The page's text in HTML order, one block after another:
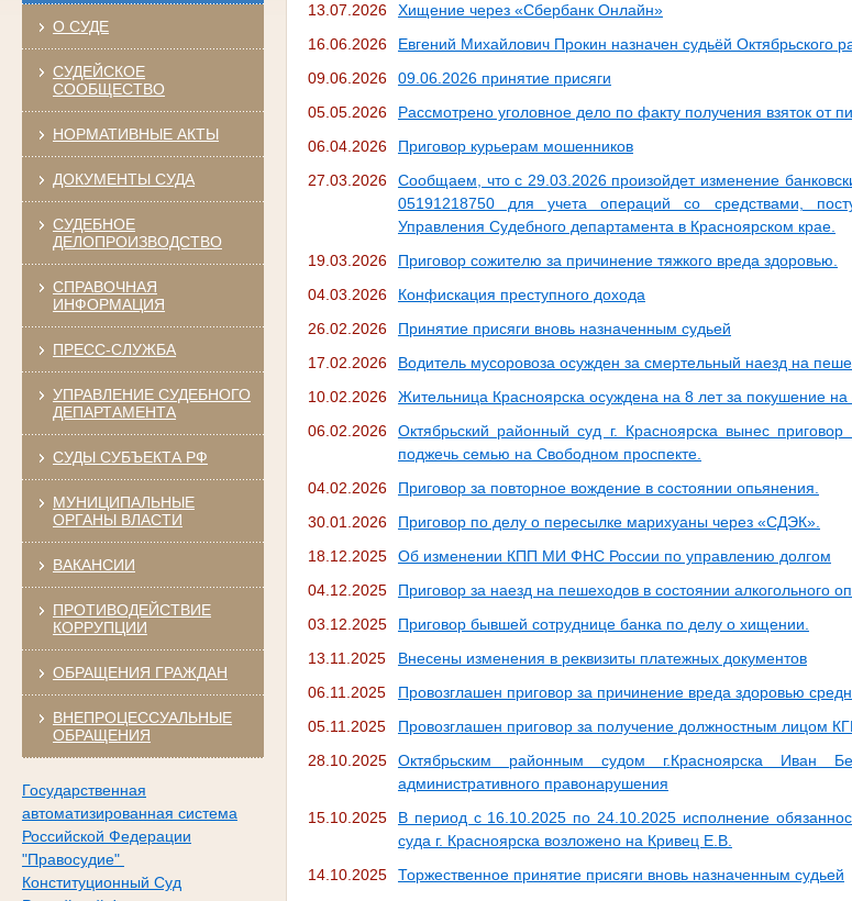
О СУДЕ
СУДЕЙСКОЕ
СООБЩЕСТВО
НОРМАТИВНЫЕ АКТЫ
ДОКУМЕНТЫ СУДА
СУДЕБНОЕ
ДЕЛОПРОИЗВОДСТВО
СПРАВОЧНАЯ
ИНФОРМАЦИЯ
ПРЕСС-СЛУЖБА
УПРАВЛЕНИЕ СУДЕБНОГО
ДЕПАРТАМЕНТА
СУДЫ СУБЪЕКТА РФ
МУНИЦИПАЛЬНЫЕ
ОРГАНЫ ВЛАСТИ
ВАКАНСИИ
ПРОТИВОДЕЙСТВИЕ
КОРРУПЦИИ
ОБРАЩЕНИЯ ГРАЖДАН
ВНЕПРОЦЕССУАЛЬНЫЕ
ОБРАЩЕНИЯ
Государственная
автоматизированная система
Российской Федерации
"Правосудие"
Конституционный Суд
13.07.2026
Хищение через «Сбербанк Онлайн»
16.06.2026
Евгений Михайлович Прокин назначен судьёй Октябрьского
09.06.2026
09.06.2026 принятие присяги
05.05.2026
Рассмотрено уголовное дело по факту получения взяток от
06.04.2026
Приговор курьерам мошенников
27.03.2026
Сообщаем, что с 29.03.2026 произойдет изменение
05191218750 для учета операций со средствами,
Управления Судебного департамента в Красноярском крае.
19.03.2026
Приговор сожителю за причинение тяжкого вреда здоровью.
04.03.2026
Конфискация преступного дохода
26.02.2026
Принятие присяги вновь назначенным судьей
17.02.2026
Водитель мусоровоза осужден за смертельный наезд на
10.02.2026
Жительница Красноярска осуждена на 8 лет за покушение на
06.02.2026
Октябрьский районный суд г. Красноярска вынес
поджечь семью на Свободном проспекте.
04.02.2026
Приговор за повторное вождение в состоянии опьянения.
30.01.2026
Приговор по делу о пересылке марихуаны через «СДЭК».
18.12.2025
Об изменении КПП МИ ФНС России по управлению долгом
04.12.2025
Приговор за наезд на пешеходов в состоянии алкогольного
03.12.2025
Приговор бывшей сотруднице банка по делу о хищении.
13.11.2025
Внесены изменения в реквизиты платежных документов
06.11.2025
Провозглашен приговор за причинение вреда здоровью
05.11.2025
Провозглашен приговор за получение должностным лицом
28.10.2025
Октябрьским районным судом г.Красноярска Иван
административного правонарушения
15.10.2025
В период с 16.10.2025 по 24.10.2025 исполнение
суда г. Красноярска возложено на Кривец Е.В.
14.10.2025
Торжественное принятие присяги вновь назначенным судьей